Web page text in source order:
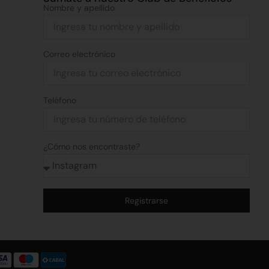
Nombre y apellido
Correo electrónico
Teléfono
¿Cómo nos encontraste?
Registrarse